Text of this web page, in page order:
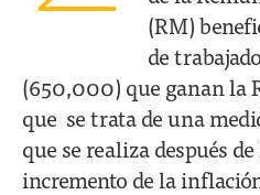
(RM)
de
(650,000) que ganan la
que se trata de una
que se realiza después
incremento de la